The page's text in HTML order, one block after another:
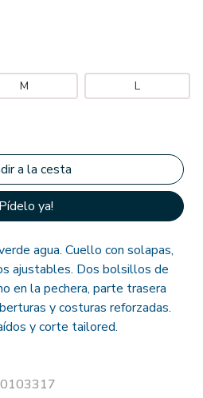
M L
ya!
agua. Cuello con solapas,
ajustables. Dos bolsillos de
en la pechera, parte trasera
y costuras reforzadas.
y corte tailored.